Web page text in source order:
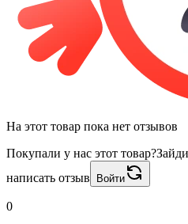
На этот товар пока нет отзывов
Покупали у нас этот товар?
написать отзыв
Войти
0